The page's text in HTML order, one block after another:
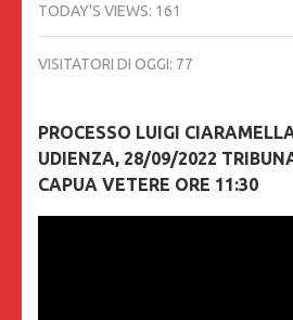
TODAY'S VIEWS: 161
VISITATORI DI OGGI: 77
PROCESSO LUIGI
UDIENZA, 28/09/2022
CAPUA VETERE ORE 11:30